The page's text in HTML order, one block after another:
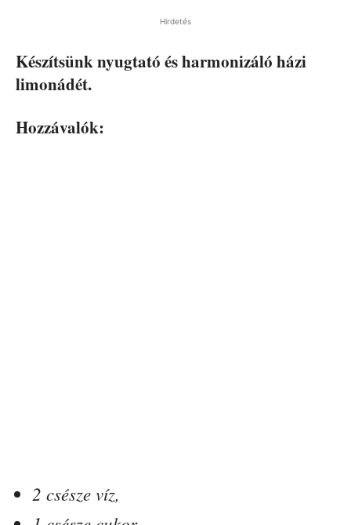
Hirdetés
Készítsünk nyugtató és harmonizáló házi
limonádét.
Hozzávalók:
2 csésze víz,